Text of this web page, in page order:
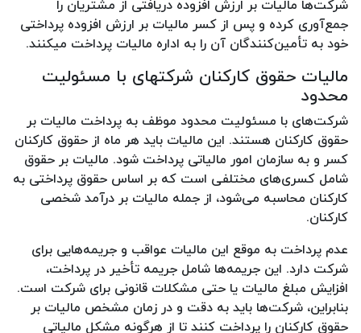
جمع‌آوری کرده و پس از کسر مالیات بر ارزش افزوده پرداختی
خود به تأمین‌کنندگان آن را به اداره مالیات پرداخت میکنند.
مالیات حقوق کارکنان شرکتهای با مسئولیت
محدود
شرکت‌های با مسئولیت محدود موظف به پرداخت مالیات بر
حقوق کارکنان هستند. این مالیات باید هر ماه از حقوق کارکنان
کسر و به سازمان امور مالیاتی پرداخت شود. مالیات بر حقوق
شامل کسری‌های مختلفی است که بر اساس حقوق پرداختی به
کارکنان محاسبه می‌شود، از جمله مالیات بر درآمد شخصی
کارکنان.
عدم پرداخت به موقع این مالیات عواقب و جریمه‌هایی برای
شرکت دارد. این جریمه‌ها شامل جریمه تأخیر در پرداخت،
افزایش مبلغ مالیات یا حتی مشکلات قانونی برای شرکت است.
بنابراین، شرکت‌ها باید به دقت و در زمان مشخص مالیات بر
حقوق کارکنان را پرداخت کنند تا از هرگونه مشکل مالیاتی